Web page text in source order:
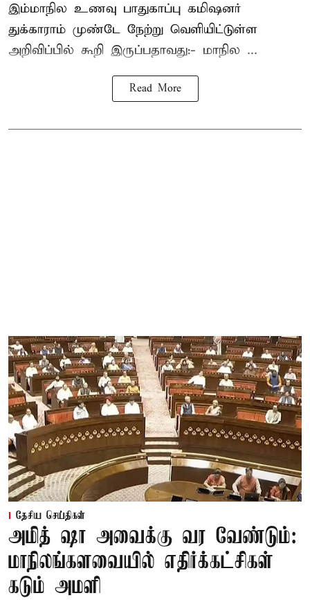
இம்மாநில உணவு பாதுகாப்பு கமிஷனர்
துக்காராம் முண்டே நேற்று வெளியிட்டுள்ள
அறிவிப்பில் கூறி இருப்பதாவது:- மாநில ...
Read More
தேசிய செய்திகள்
அமித் ஷா அவைக்கு வர வேண்டும்:
மாநிலங்களவையில் எதிர்க்கட்சிகள்
கடும் அமளி